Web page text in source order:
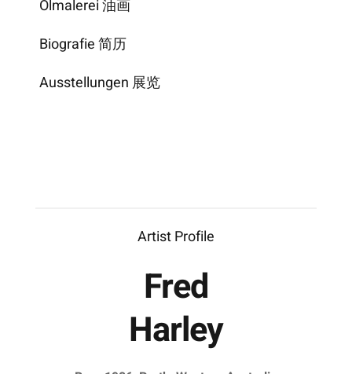
Artist Profile
Fred
Harley
Ölmalerei 油画
Biografie 简历
Ausstellungen 展览